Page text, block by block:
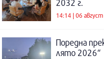
2032 г.
14:14 | 06
Поредна
лято 2026“